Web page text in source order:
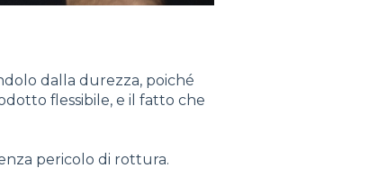
dalla durezza, poiché
flessibile, e il fatto che
pericolo di rottura.